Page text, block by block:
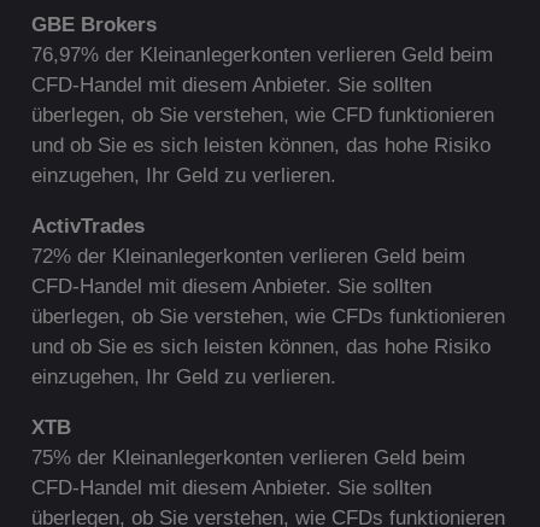
GBE Brokers
76,97% der Kleinanlegerkonten verlieren Geld beim
CFD-Handel mit diesem Anbieter. Sie sollten
überlegen, ob Sie verstehen, wie CFD funktionieren
und ob Sie es sich leisten können, das hohe Risiko
einzugehen, Ihr Geld zu verlieren.
ActivTrades
72% der Kleinanlegerkonten verlieren Geld beim
CFD-Handel mit diesem Anbieter. Sie sollten
überlegen, ob Sie verstehen, wie CFDs funktionieren
und ob Sie es sich leisten können, das hohe Risiko
einzugehen, Ihr Geld zu verlieren.
XTB
75% der Kleinanlegerkonten verlieren Geld beim
CFD-Handel mit diesem Anbieter. Sie sollten
überlegen, ob Sie verstehen, wie CFDs funktionieren